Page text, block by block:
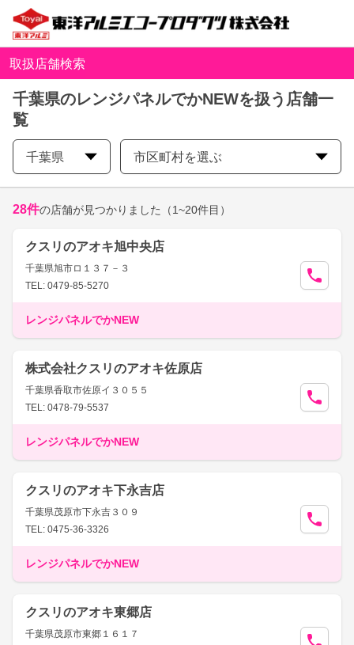
取扱店舗検索
千葉県のレンジパネルでかNEWを扱う店舗一
覧
千葉県 市区町村を選ぶ
28件の店舗が見つかりました （1~20件目）
クスリのアオキ旭中央店
千葉県旭市ロ１３７－３
TEL: 0479-85-5270
レンジパネルでかNEW
株式会社クスリのアオキ佐原店
千葉県香取市佐原イ３０５５
TEL: 0478-79-5537
レンジパネルでかNEW
クスリのアオキ下永吉店
千葉県茂原市下永吉３０９
TEL: 0475-36-3326
レンジパネルでかNEW
クスリのアオキ東郷店
千葉県茂原市東郷１６１７